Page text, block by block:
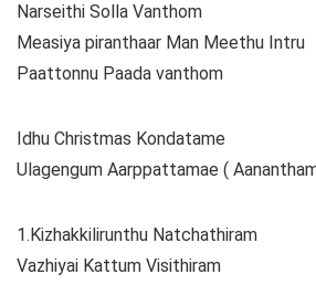
Narseithi Solla Vanthom
Measiya piranthaar Man Meethu Intru
Paattonnu Paada vanthom
Idhu Christmas Kondatame
Ulagengum Aarppattamae (
1.Kizhakkilirunthu Natchathiram
Vazhiyai Kattum Visithiram